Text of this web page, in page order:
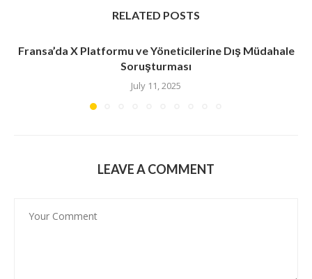
RELATED POSTS
Fransa’da X Platformu ve Yöneticilerine Dış Müdahale
Soruşturması
July 11, 2025
LEAVE A COMMENT